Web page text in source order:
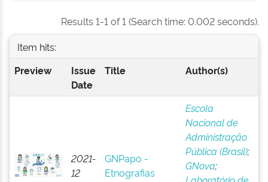
Results 1-1 of 1 (Search time: 0.002 seconds).
Item hits:
Preview
Issue
Date
Title Author(s)
2021-
12
GNPapo -
Etnografias
Escola
Nacional de
Administração
Pública (Brasil);
GNova;